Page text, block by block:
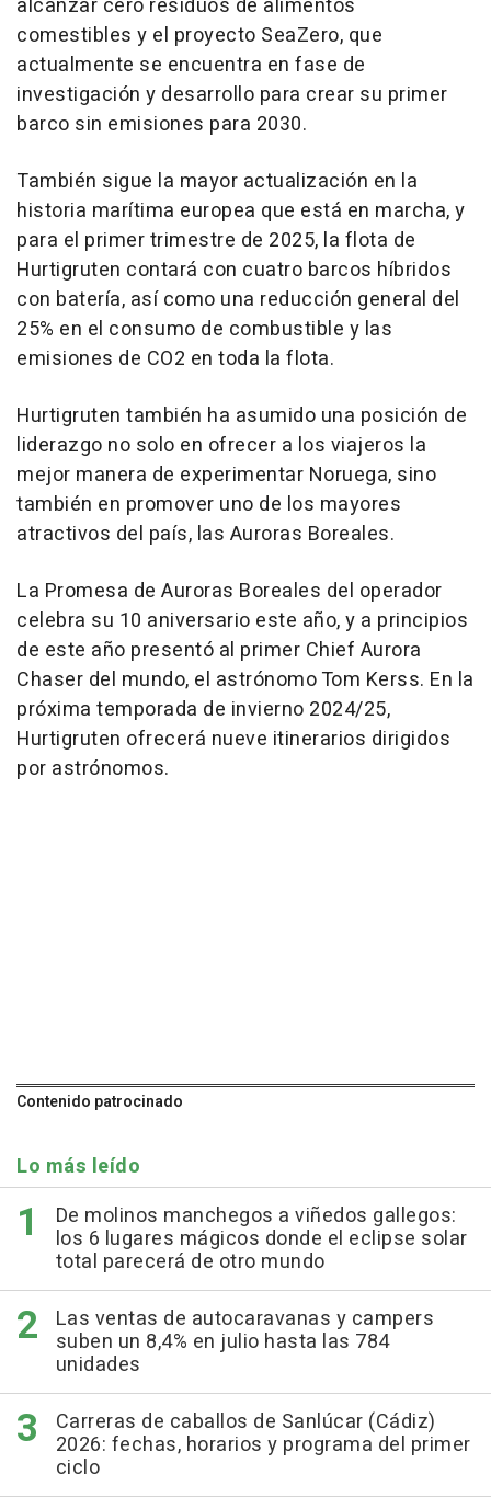
alcanzar cero residuos de alimentos
comestibles y el proyecto SeaZero, que
actualmente se encuentra en fase de
investigación y desarrollo para crear su primer
barco sin emisiones para 2030.
También sigue la mayor actualización en la
historia marítima europea que está en marcha, y
para el primer trimestre de 2025, la flota de
Hurtigruten contará con cuatro barcos híbridos
con batería, así como una reducción general del
25% en el consumo de combustible y las
emisiones de CO2 en toda la flota.
Hurtigruten también ha asumido una posición de
liderazgo no solo en ofrecer a los viajeros la
mejor manera de experimentar Noruega, sino
también en promover uno de los mayores
atractivos del país, las Auroras Boreales.
La Promesa de Auroras Boreales del operador
celebra su 10 aniversario este año, y a principios
de este año presentó al primer Chief Aurora
Chaser del mundo, el astrónomo Tom Kerss. En la
próxima temporada de invierno 2024/25,
Hurtigruten ofrecerá nueve itinerarios dirigidos
por astrónomos.
Contenido patrocinado
Lo más leído
De molinos manchegos a viñedos gallegos:
los 6 lugares mágicos donde el eclipse solar
total parecerá de otro mundo
Las ventas de autocaravanas y campers
suben un 8,4% en julio hasta las 784
unidades
Carreras de caballos de Sanlúcar (Cádiz)
2026: fechas, horarios y programa del primer
ciclo